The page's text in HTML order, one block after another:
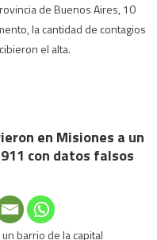
de Buenos Aires, 10
la cantidad de contagios
el alta.
en Misiones a un
con datos falsos
barrio de la capital